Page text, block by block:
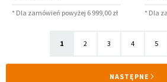
* Dla zamówień powyżej 6 999,00 zł * Dla
Aktualnie
czytasz
1 Strona
2 Strona
3 Strona
4 5
STRONA
NASTĘPNE